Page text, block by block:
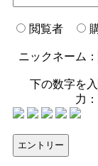
閲覧者
ニックネーム：
下の数字を入
力：